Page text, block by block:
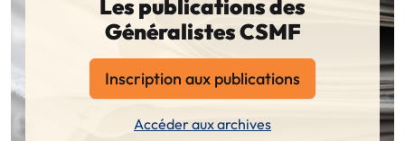
Les publications des
Généralistes CSMF
Inscription aux publications
Accéder aux archives